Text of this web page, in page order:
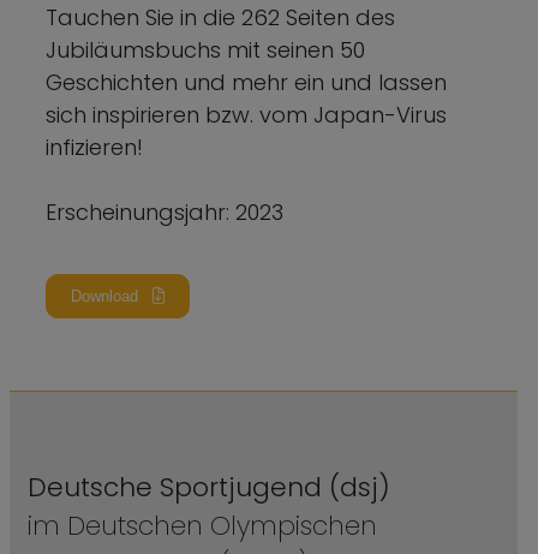
Tauchen Sie in die 262 Seiten des
Jubiläumsbuchs mit seinen 50
Geschichten und mehr ein und lassen
sich inspirieren bzw. vom Japan-Virus
infizieren!
Erscheinungsjahr: 2023
Download
Deutsche Sportjugend (dsj)
im Deutschen Olympischen